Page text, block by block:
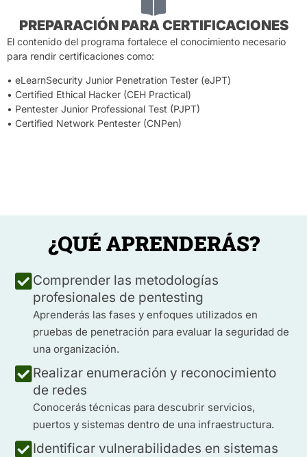
PREPARACIÓN PARA CERTIFICACIONES
El contenido del programa fortalece el conocimiento necesario
para rendir certificaciones como:
• eLearnSecurity Junior Penetration Tester (eJPT)
• Certified Ethical Hacker (CEH Practical)
• Pentester Junior Professional Test (PJPT)
• Certified Network Pentester (CNPen)
¿QUÉ APRENDERÁS?
Comprender las metodologías
profesionales de pentesting
Aprenderás las fases y enfoques utilizados en
pruebas de penetración para evaluar la seguridad de
una organización.
Realizar enumeración y reconocimiento
de redes
Conocerás técnicas para descubrir servicios,
puertos y sistemas dentro de una infraestructura.
Identificar vulnerabilidades en sistemas